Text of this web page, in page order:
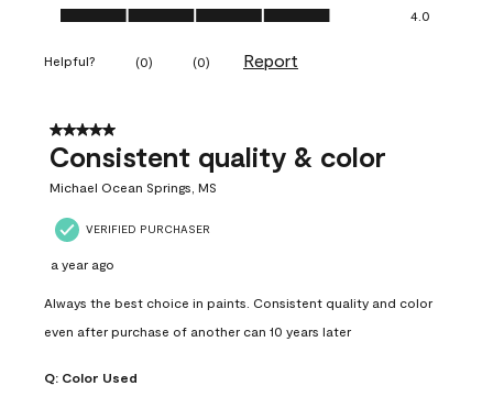
Ease of Application, 4.0 out of 5
4.0
Helpful? (0) (0) Report
5 out of 5 stars.
Consistent quality & color
Michael Ocean Springs, MS
VERIFIED PURCHASER
a year ago
Always the best choice in paints. Consistent quality and color
even after purchase of another can 10 years later
Q: Color Used